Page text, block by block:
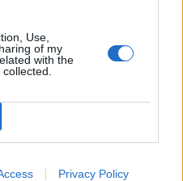
Use,
of my
with the
Privacy Policy
2026: Τι θα ισχύσει; Πότε θα
για τον θάνατο του
Ηλεία – Ο πατέρας του είχε